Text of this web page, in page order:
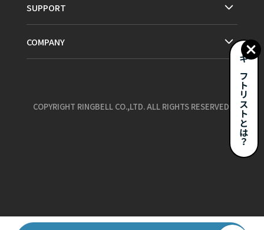
ギフトリストとは？
SUPPORT
COMPANY
COPYRIGHT RINGBELL CO.,LTD. ALL RIGHTS RESERVED.